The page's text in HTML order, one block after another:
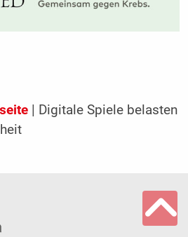
| Digitale Spiele belasten